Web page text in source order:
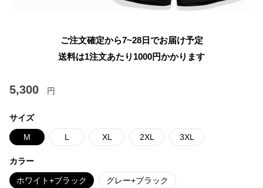
ご注文確定から7~28日でお届け予定
送料は1注文あたり 1000円かかります
5,300 円
サイズ
M L XL 2XL 3XL
カラー
ホワイト+ブラック グレー+ブラック